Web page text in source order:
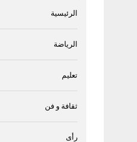
الرئيسية
الرياضة
تعليم
ثقافة و فن
رأى